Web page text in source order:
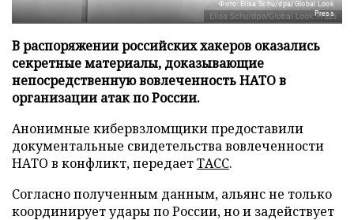
Фото: Elisa Schu/dpa/Global Look
Press
В распоряжении российских хакеров оказались
секретные материалы, доказывающие
непосредственную вовлеченность НАТО в
организации атак по России.
Анонимные кибервзломщики предоставили
документальные свидетельства вовлеченности
НАТО в конфликт, передаетТАСС.
Согласно полученным данным, альянс не только
координирует удары по России, но и задействует